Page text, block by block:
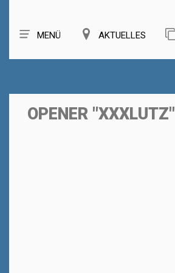
MENÜ AKTUELLES
OPENER "XXXLUTZ"